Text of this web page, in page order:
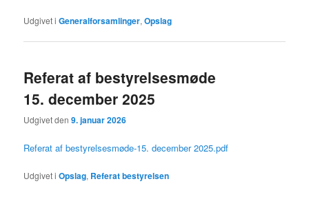
Udgivet i Generalforsamlinger,Opslag
Referat af bestyrelsesmøde
15. december 2025
Udgivet den9. januar 2026
Referat af bestyrelsesmøde-15. december 2025.pdf
Udgivet i Opslag, Referat bestyrelsen